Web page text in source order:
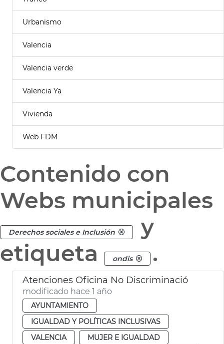
Urbanismo
Valencia
Valencia verde
Valencia Ya
Vivienda
Web FDM
Contenido con
Webs municipales
Derechos sociales e Inclusión
y
etiqueta
ondis .
Atenciones Oficina No Discriminació
modificado hace 1 año
AYUNTAMIENTO
IGUALDAD Y POLÍTICAS INCLUSIVAS
VALENCIA
MUJER E IGUALDAD